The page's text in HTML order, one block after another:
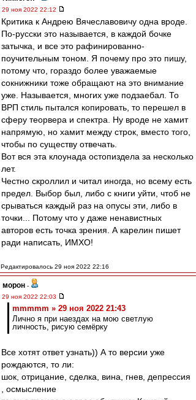
29 ноя 2022 22:12
Критика к Андрею Вячеславовичу одна вроде.
По-русски это называется, в каждой бочке
затычка, и все это рафинированно-
поучительным тоном. Я почему про это пишу,
потому что, гораздо более уважаемые
сокнижники тоже обращают на это внимание
уже. Называется, многих уже подзаебал. То
ВРП стиль пытался копировать, то перешел в
сферу теорвера и спектра. Ну вроде не хамит
напрямую, но хамит между строк, вместо того,
чтобы по существу отвечать.
Вот вся эта клоунада остопиздела за несколько
лет.
Честно скроллил и читал иногда, но всему есть
предел. Выбор был, либо с книги уйти, чтоб не
срываться каждый раз на опусы эти, либо в
точки... Потому что у даже ненавистных
авторов есть точка зрения. А карелин пишет
ради написать, ИМХО!
Редактировалось 29 ноя 2022 22:16
морон -
29 ноя 2022 22:03
mmmmm » 29 ноя 2022 21:43
Лично я при наездах на мою светлую
личность, рисую семёрку
Все хотят ответ узнать)) А то версии уже
рождаются, то ли:
шок, отрицание, сделка, вина, гнев, депрессия
, осмысление